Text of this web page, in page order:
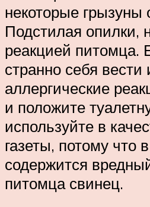
некоторые грызуны
Подстилая опилки,
реакцией питомца.
странно себя
аллергические
и положите
используйте в
газеты, потому что
содержится
питомца свинец.